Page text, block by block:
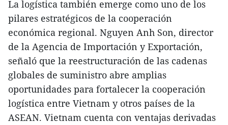
La logística también emerge como uno de los
pilares estratégicos de la cooperación
económica regional. Nguyen Anh Son, director
de la Agencia de Importación y Exportación,
señaló que la reestructuración de las cadenas
globales de suministro abre amplias
oportunidades para fortalecer la cooperación
logística entre Vietnam y otros países de la
ASEAN. Vietnam cuenta con ventajas derivadas